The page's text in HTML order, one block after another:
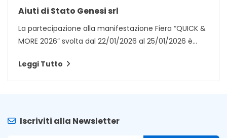
Aiuti di Stato Genesi srl
La partecipazione alla manifestazione Fiera “QUICK &
MORE 2026” svolta dal 22/01/2026 al 25/01/2026 è...
Leggi Tutto
Iscriviti alla Newsletter